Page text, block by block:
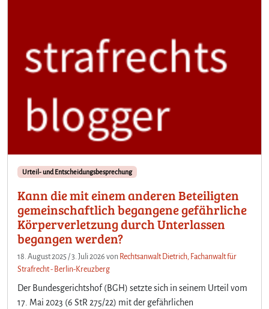
Urteil- und Entscheidungsbesprechung
Kann die mit einem anderen Beteiligten
gemeinschaftlich begangene gefährliche
Körperverletzung durch Unterlassen
begangen werden?
18. August 2025 /3. Juli 2026 von Rechtsanwalt Dietrich, Fachanwalt für
Strafrecht - Berlin-Kreuzberg
Der Bundesgerichtshof (BGH) setzte sich in seinem Urteil vom
17. Mai 2023 (6 StR 275/22) mit der gefährlichen